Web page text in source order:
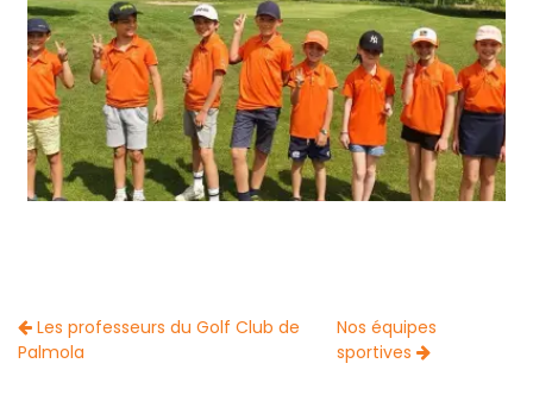
Les professeurs du Golf Club de
Palmola
Nos équipes
sportives